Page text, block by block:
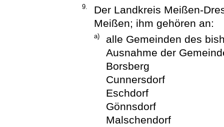
9.
Der Landkreis Meißen-
Meißen; ihm gehören an:
a)
alle Gemeinden des
Ausnahme der
Borsberg
Cunnersdorf
Eschdorf
Gönnsdorf
Malschendorf